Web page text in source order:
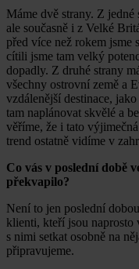
Máme dvě strany. Z
ale současně i z Velké
před více než rokem jsme
cítili jsme tam velký
dopadly. Z druhé strany
všechny ostrovní země a
vzdálenější destinace,
tam naplánovat skvělé a
věříme, že i tato
trend ostatně vidíme v
Co vás v poslední době
překvapilo?
Není to jen poslední
klienti, kteří jsou
s nimi setkat osobně na
připravujeme.